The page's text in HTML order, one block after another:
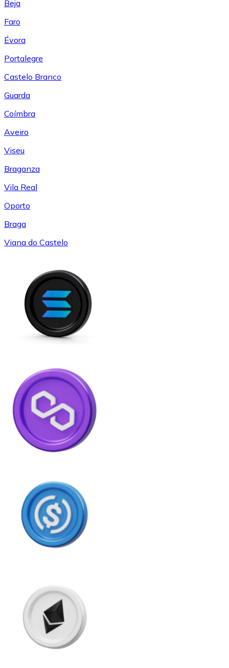
Beja
Faro
Évora
Portalegre
Castelo Branco
Guarda
Coímbra
Aveiro
Viseu
Braganza
Vila Real
Oporto
Braga
Viana do Castelo